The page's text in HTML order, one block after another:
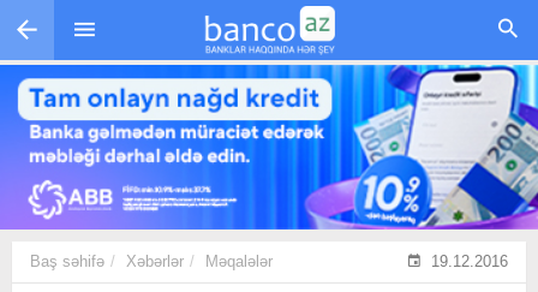
Skip to main content
Baş səhifə Xəbərlər Məqalələr 19.12.2016